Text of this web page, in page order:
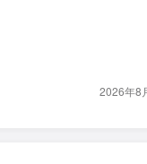
2026年8